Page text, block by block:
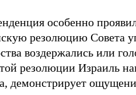
особенно
резолюцию
воздержались или
резолюции Израиль
демонстрирует